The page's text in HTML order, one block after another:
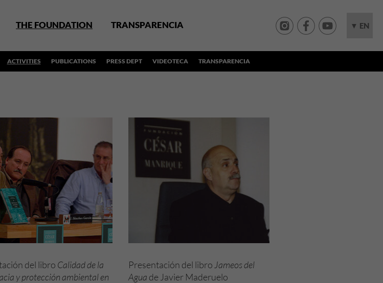
THE FOUNDATION TRANSPARENCIA ▼ EN
ACTIVITIES PUBLICATIONS PRESS DEPT VIDEOTECA TRANSPARENCIA
del libro Calidad de la
y protección ambiental en
Presentación del libro Jameos del
Agua de Javier Maderuelo